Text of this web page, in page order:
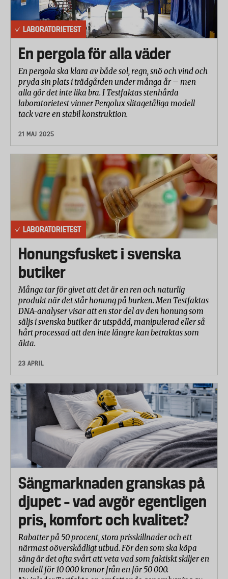
LABORATORIETEST
En pergola för alla väder
En pergola ska klara av både sol, regn, snö och vind och
pryda sin plats i trädgården under många år – men
alla gör det inte lika bra. I Testfaktas stenhårda
laboratorietest vinner Pergolux slitagetåliga modell
tack vare en stabil konstruktion.
21 MAJ 2025
LABORATORIETEST
Honungsfusket i svenska
butiker
Många tar för givet att det är en ren och naturlig
produkt när det står honung på burken. Men Testfaktas
DNA-analyser visar att en stor del av den honung som
säljs i svenska butiker är utspädd, manipulerad eller så
hårt processad att den inte längre kan betraktas som
äkta.
23 APRIL
Sängmarknaden granskas på
djupet – vad avgör egentligen
pris, komfort och kvalitet?
Rabatter på 50 procent, stora prisskillnader och ett
närmast oöverskådligt utbud. För den som ska köpa
säng är det ofta svårt att veta vad som faktiskt skiljer en
modell för 10 000 kronor från en för 50 000.